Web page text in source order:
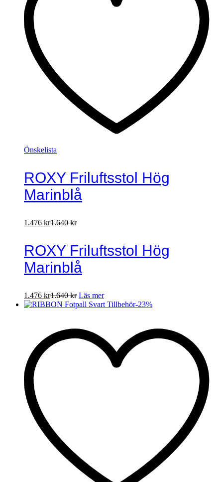
Önskelista
ROXY Friluftsstol Hög
Marinblå
1.476 kr1.640kr
ROXY Friluftsstol Hög
Marinblå
1.476 kr1.640kr Läs mer
-23%